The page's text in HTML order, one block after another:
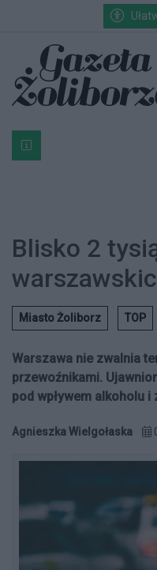
Przejdź do głównych treści
Przejdź do wyszukiwarki
Przejdź do głównego menu
Bardzo ważna
Blisko 2
Miasto Żoliborz TOP
Warszawa nie zwalnia
przewoźnikami.
pod wpływem alkoholu
Agnieszka Wielgołaska